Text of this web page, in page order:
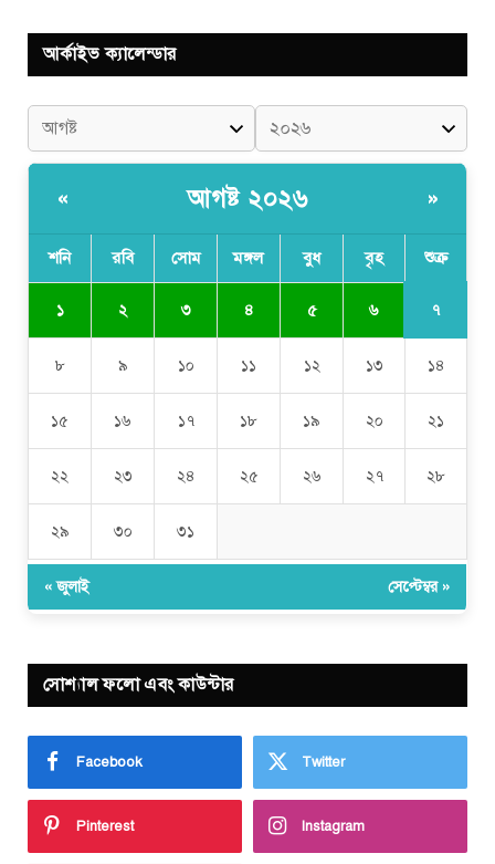
আর্কাইভ ক্যালেন্ডার
« আগষ্ট ২০২৬ »
শনি রবি সোম মঙ্গল বুধ বৃহ শুক্র
১ ২ ৩ ৪ ৫ ৬ ৭
৮ ৯ ১০ ১১ ১২ ১৩ ১৪
১৫ ১৬ ১৭ ১৮ ১৯ ২০ ২১
২২ ২৩ ২৪ ২৫ ২৬ ২৭ ২৮
২৯ ৩০ ৩১
« জুলাই সেপ্টেম্বর »
সোশ্যাল ফলো এবং কাউন্টার
Facebook Twitter
Pinterest Instagram